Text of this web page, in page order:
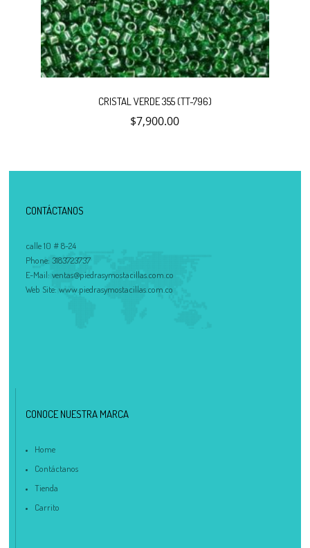
CRISTAL VERDE 355 (TT-796)
$7,900.00
CONTÁCTANOS
calle 10 # 8-24
Phone: 3183723737
E-Mail: ventas@piedrasymostacillas.com.co
Web Site: www.piedrasymostacillas.com.co
CONOCE NUESTRA MARCA
Home
Contáctanos
Tienda
Carrito